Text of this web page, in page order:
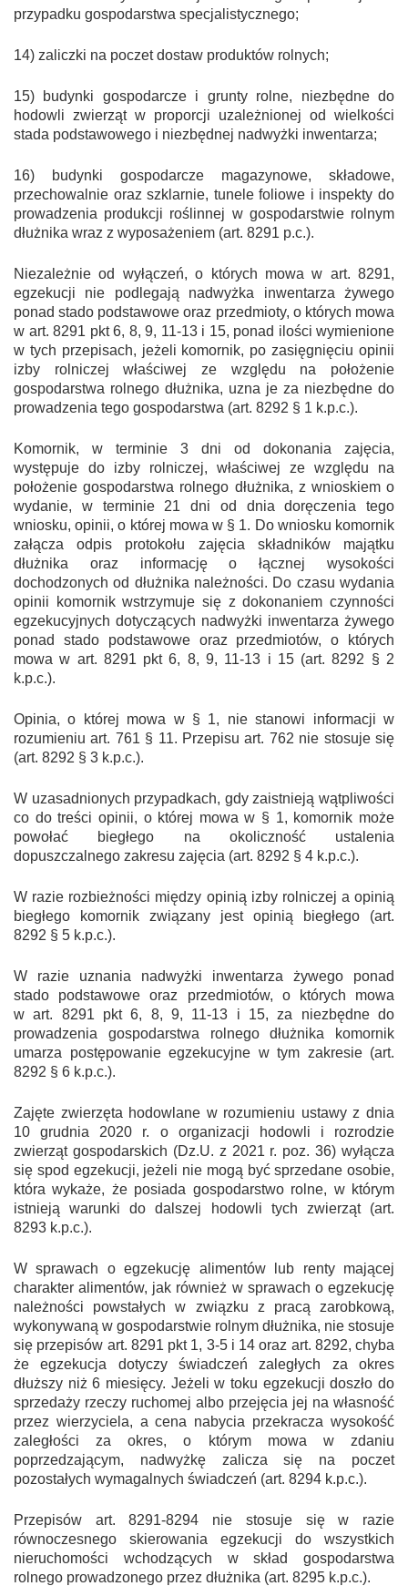
przypadku gospodarstwa specjalistycznego;
14) zaliczki na poczet dostaw produktów rolnych;
15) budynki gospodarcze i grunty rolne, niezbędne do
hodowli zwierząt w proporcji uzależnionej od wielkości
stada podstawowego i niezbędnej nadwyżki inwentarza;
16) budynki gospodarcze magazynowe, składowe,
przechowalnie oraz szklarnie, tunele foliowe i inspekty do
prowadzenia produkcji roślinnej w gospodarstwie rolnym
dłużnika wraz z wyposażeniem (art. 8291 p.c.).
Niezależnie od wyłączeń, o których mowa w art. 8291,
egzekucji nie podlegają nadwyżka inwentarza żywego
ponad stado podstawowe oraz przedmioty, o których mowa
w art. 8291 pkt 6, 8, 9, 11-13 i 15, ponad ilości wymienione
w tych przepisach, jeżeli komornik, po zasięgnięciu opinii
izby rolniczej właściwej ze względu na położenie
gospodarstwa rolnego dłużnika, uzna je za niezbędne do
prowadzenia tego gospodarstwa (art. 8292 § 1 k.p.c.).
Komornik, w terminie 3 dni od dokonania zajęcia,
występuje do izby rolniczej, właściwej ze względu na
położenie gospodarstwa rolnego dłużnika, z wnioskiem o
wydanie, w terminie 21 dni od dnia doręczenia tego
wniosku, opinii, o której mowa w § 1. Do wniosku komornik
załącza odpis protokołu zajęcia składników majątku
dłużnika oraz informację o łącznej wysokości
dochodzonych od dłużnika należności. Do czasu wydania
opinii komornik wstrzymuje się z dokonaniem czynności
egzekucyjnych dotyczących nadwyżki inwentarza żywego
ponad stado podstawowe oraz przedmiotów, o których
mowa w art. 8291 pkt 6, 8, 9, 11-13 i 15 (art. 8292 § 2
k.p.c.).
Opinia, o której mowa w § 1, nie stanowi informacji w
rozumieniu art. 761 § 11. Przepisu art. 762 nie stosuje się
(art. 8292 § 3 k.p.c.).
W uzasadnionych przypadkach, gdy zaistnieją wątpliwości
co do treści opinii, o której mowa w § 1, komornik może
powołać biegłego na okoliczność ustalenia
dopuszczalnego zakresu zajęcia (art. 8292 § 4 k.p.c.).
W razie rozbieżności między opinią izby rolniczej a opinią
biegłego komornik związany jest opinią biegłego (art.
8292 § 5 k.p.c.).
W razie uznania nadwyżki inwentarza żywego ponad
stado podstawowe oraz przedmiotów, o których mowa
w art. 8291 pkt 6, 8, 9, 11-13 i 15, za niezbędne do
prowadzenia gospodarstwa rolnego dłużnika komornik
umarza postępowanie egzekucyjne w tym zakresie (art.
8292 § 6 k.p.c.).
Zajęte zwierzęta hodowlane w rozumieniu ustawy z dnia
10 grudnia 2020 r. o organizacji hodowli i rozrodzie
zwierząt gospodarskich (Dz.U. z 2021 r. poz. 36) wyłącza
się spod egzekucji, jeżeli nie mogą być sprzedane osobie,
która wykaże, że posiada gospodarstwo rolne, w którym
istnieją warunki do dalszej hodowli tych zwierząt (art.
8293 k.p.c.).
W sprawach o egzekucję alimentów lub renty mającej
charakter alimentów, jak również w sprawach o egzekucję
należności powstałych w związku z pracą zarobkową,
wykonywaną w gospodarstwie rolnym dłużnika, nie stosuje
się przepisów art. 8291 pkt 1, 3-5 i 14 oraz art. 8292, chyba
że egzekucja dotyczy świadczeń zaległych za okres
dłuższy niż 6 miesięcy. Jeżeli w toku egzekucji doszło do
sprzedaży rzeczy ruchomej albo przejęcia jej na własność
przez wierzyciela, a cena nabycia przekracza wysokość
zaległości za okres, o którym mowa w zdaniu
poprzedzającym, nadwyżkę zalicza się na poczet
pozostałych wymagalnych świadczeń (art. 8294 k.p.c.).
Przepisów art. 8291-8294 nie stosuje się w razie
równoczesnego skierowania egzekucji do wszystkich
nieruchomości wchodzących w skład gospodarstwa
rolnego prowadzonego przez dłużnika (art. 8295 k.p.c.).